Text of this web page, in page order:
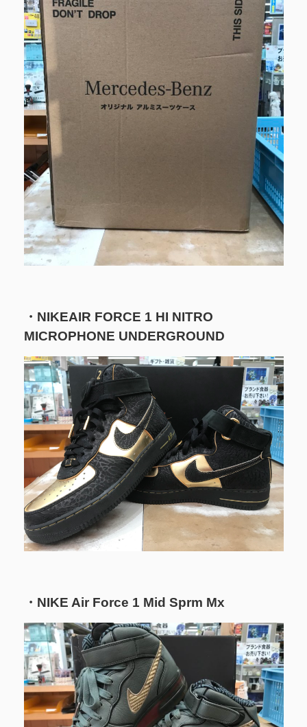
・NIKEAIR FORCE 1 HI NITRO
MICROPHONE UNDERGROUND
・NIKE Air Force 1 Mid Sprm Mx